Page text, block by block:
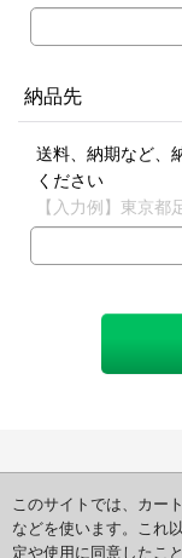
納品先
送料、納期など、
ください
【入力例】東京都
このサイトでは、カー
などを使います。これ
定や使用に同意したこ